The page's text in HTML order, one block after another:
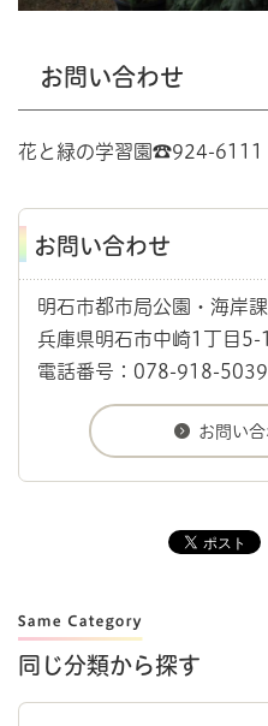
お問い合わせ
花と緑の学習園☎924-6111
お問い合わせ
明石市都市局公園・海岸課
兵庫県明石市中崎1丁目5-1
電話番号：078-918-5039
同じ分類から探す